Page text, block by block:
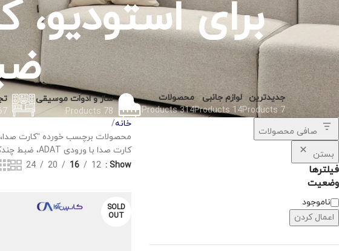
جدیدترین
7 Products
لوازم جانبی
14 Products
محصولات
314 Products
ساز و ادوات موسیقی
78 Products
صافی محصولات
بستن
فیلترها
وضعیت
ناموجود
اعمال کردن
خانه
کارت صدا با ورودی ADAT، ضبط چندکاناله”
Show
12
16
20
24
SOLD
OUT